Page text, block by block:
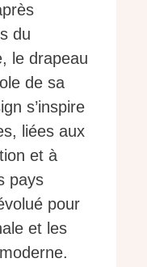
du
le drapeau
de sa
s’inspire
liées aux
et à
pays
pour
et les